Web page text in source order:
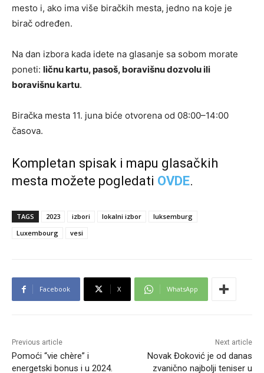
mesto i, ako ima više biračkih mesta, jedno na koje je
birač određen.
Na dan izbora kada idete na glasanje sa sobom morate
poneti: ličnu kartu, pasoš, boravišnu dozvolu ili
boravišnu kartu.
Biračka mesta 11. juna biće otvorena od 08:00–14:00
časova.
Kompletan spisak i mapu glasačkih
mesta možete pogledati OVDE.
TAGS 2023 izbori lokalni izbor
luksemburg
Luxembourg
vesi
Facebook X WhatsApp
Previous article
Pomoći “vie chère” i
energetski bonus i u 2024.
Next article
Novak Đoković je od danas
zvanično najbolji teniser u